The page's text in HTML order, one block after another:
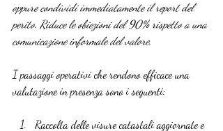
oppure condividi immediatamente il report del
perito. Riduce le obiezioni del 90% rispetto a una
comunicazione informale del valore.
I passaggi operativi che rendono efficace una
valutazione in presenza sono i seguenti:
Raccolta delle visure catastali aggiornate e